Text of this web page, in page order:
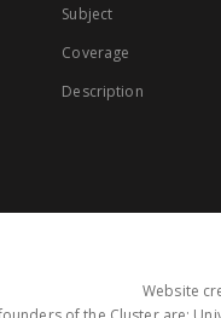
Subject
Coverage
Description
Website